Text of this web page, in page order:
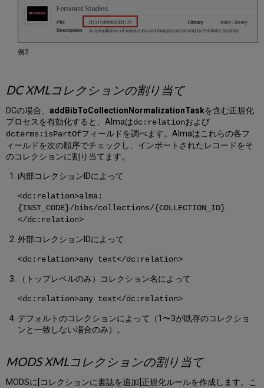
例2
DC XMLコレクションの割り当て
DCの場合、addBibToCollectionNormalizationTaskを含む正規化
プロセスを有効化すると、Almaはdc:relationおよび
dcterms:isPartOfフィールドを調べます。Almaはこれらの各フ
ィールドを次の順序でチェックし、インポートされたレコードをそ
のコレクションに割り当てます。
内部コレクションIDによって
<dc:relation>alma:
{INST_CODE}/bibs/collections/{COLLECTION_ID}
</dc:relation>
外部コレクションIDによって
<dc:relation>any text</dc:relation>
（トップレベルのみ）コレクション名によって
<dc:relation>any text</dc:relation>
デフォルトのコレクションによって（1〜3が既存のコレクショ
ンと一致しない場合のみ）。
MODS XMLコレクションの割り当て
MODSに[コレクションに書誌を追加]正規化ルールを作成します。こ